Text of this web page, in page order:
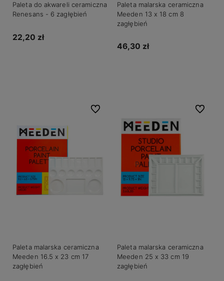
Paleta do akwareli ceramiczna
Renesans - 6 zagłębień
22,20 zł
Paleta malarska ceramiczna
Meeden 13 x 18 cm 8
zagłębień
46,30 zł
Paleta malarska ceramiczna
Meeden 16.5 x 23 cm 17
zagłębień
Do ulubionych
Paleta malarska ceramiczna
Meeden 25 x 33 cm 19
zagłębień
Do